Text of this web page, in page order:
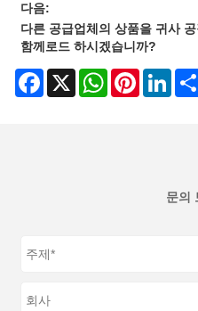
다음:
다른 공급업체의 상품을 귀사
함께로드 하시겠습니까?
Facebook
X WhatsAppPinterest
문의